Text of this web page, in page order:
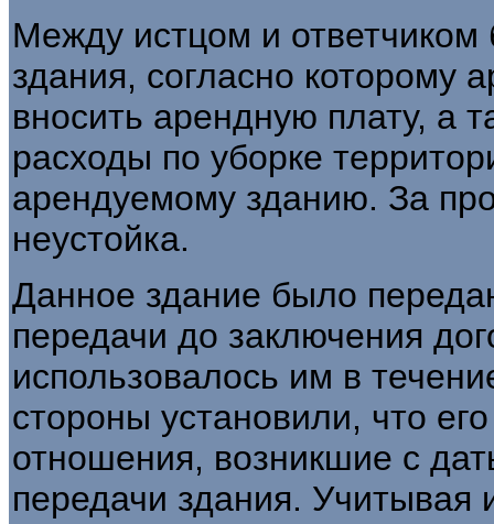
Между истцом и
здания, согласно которому
вносить арендную плату, а
расходы по уборке
арендуемому зданию. За
неустойка.
Данное здание было
передачи до заключения
использовалось им в
стороны установили, что
отношения, возникшие с
передачи здания. Учитывая